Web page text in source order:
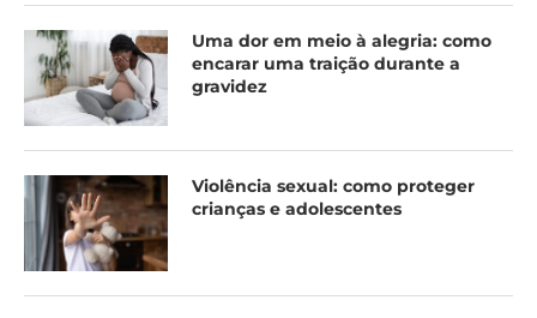
Uma dor em meio à alegria: como
encarar uma traição durante a
gravidez
Violência sexual: como proteger
crianças e adolescentes